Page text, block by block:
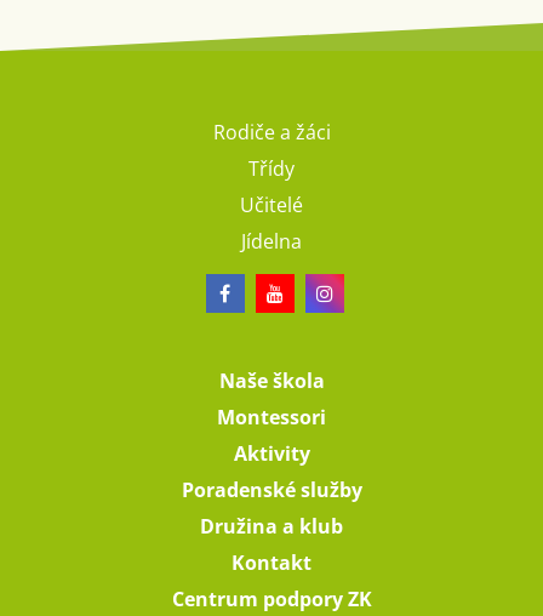
Rodiče a žáci
Třídy
Učitelé
Jídelna
Naše škola
Montessori
Aktivity
Poradenské služby
Družina a klub
Kontakt
Centrum podpory ZK